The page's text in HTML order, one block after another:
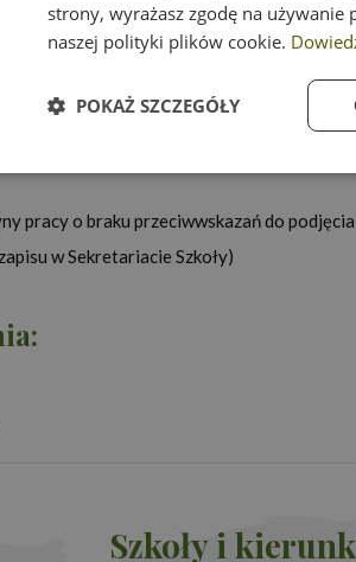
w języku polskim i angielskim (po
procesie rekrutacji:
– MATURA
pracy o braku przeciwwskazań do
w Sekretariacie Szkoły)
Szkoły i
strony, wyrażasz zgodę na
naszej polityki plików cookie.
POKAŻ SZCZEGÓŁY
Niezbędne